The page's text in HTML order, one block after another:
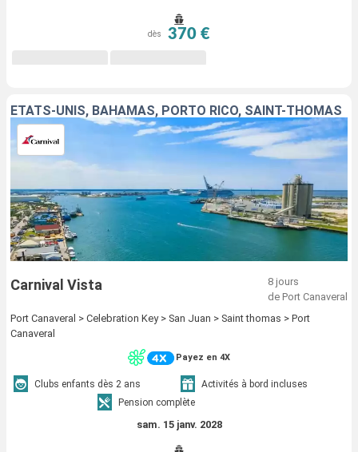
dès 370 €
ÉTATS-UNIS, BAHAMAS, PORTO RICO, SAINT-THOMAS
Carnival Vista
8 jours
de Port Canaveral
Port Canaveral > Celebration Key > San Juan > Saint thomas > Port
Canaveral
Payez en 4X
Clubs enfants dès 2 ans
Activités à bord incluses
Pension complète
sam. 15 janv. 2028